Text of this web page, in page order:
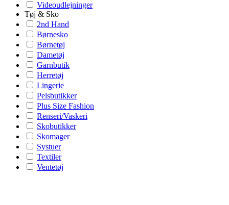
Videoudlejninger
Tøj & Sko
2nd Hand
Børnesko
Børnetøj
Dametøj
Garnbutik
Herretøj
Lingerie
Pelsbutikker
Plus Size Fashion
Renseri/Vaskeri
Skobutikker
Skomager
Systuer
Textiler
Ventetøj